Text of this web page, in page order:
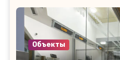
Объекты